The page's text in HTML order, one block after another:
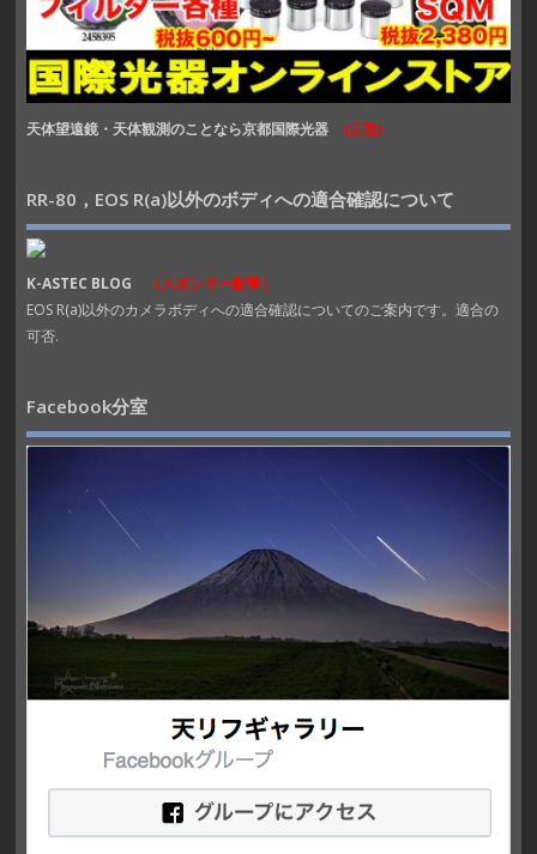
天体望遠鏡・天体観測のことなら京都国際光器 (広告)
RR-80，EOS R(a)以外のボディへの適合確認について
K-ASTEC BLOG
（スポンサー記事）
EOS R(a)以外のカメラボディへの適合確認についてのご案内です。適合の
可否.
Facebook分室